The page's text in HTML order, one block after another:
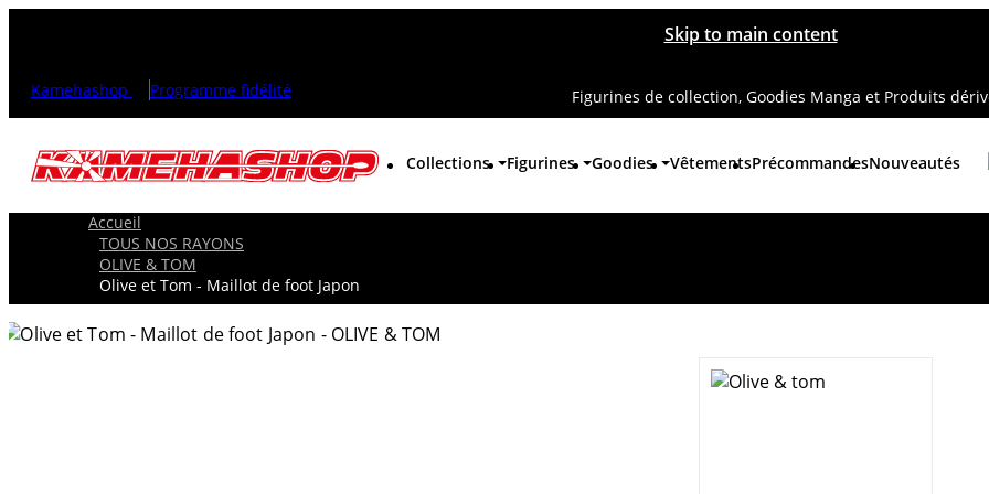
Skip to main content
Kamehashop Programme fidélité Figurines de collection, Goodies Manga et Produits
Collections Figurines Goodies VêtementsPrécommandesNouveautés
Accueil
TOUS NOS RAYONS
OLIVE & TOM
Olive et Tom - Maillot de foot Japon